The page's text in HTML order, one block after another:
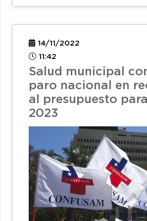
14/11/2022
11:42
Salud municipal
paro nacional en
al presupuesto para
2023